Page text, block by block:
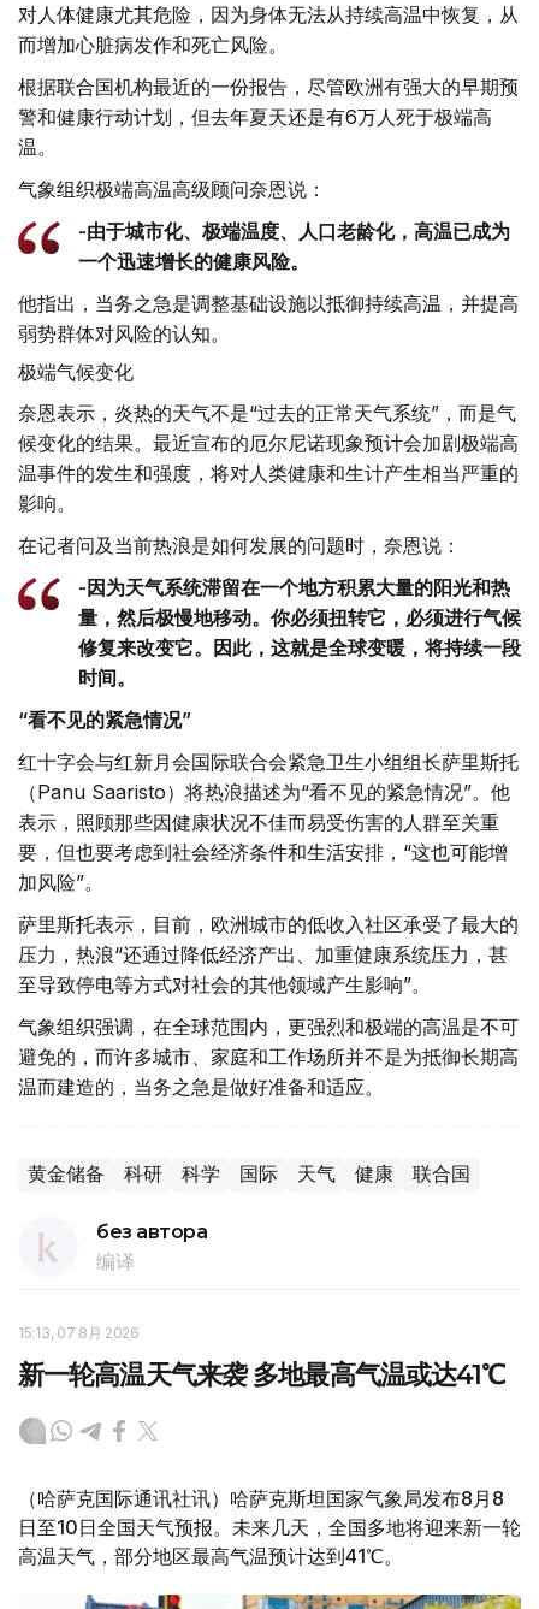
对人体健康尤其危险，因为身体无法从持续高温中恢复，从
而增加心脏病发作和死亡风险。
根据联合国机构最近的一份报告，尽管欧洲有强大的早期预
警和健康行动计划，但去年夏天还是有6万人死于极端高
温。
气象组织极端高温高级顾问奈恩说：
-由于城市化、极端温度、人口老龄化，高温已成为
一个迅速增长的健康风险。
他指出，当务之急是调整基础设施以抵御持续高温，并提高
弱势群体对风险的认知。
极端气候变化
奈恩表示，炎热的天气不是“过去的正常天气系统”，而是气
候变化的结果。最近宣布的厄尔尼诺现象预计会加剧极端高
温事件的发生和强度，将对人类健康和生计产生相当严重的
影响。
在记者问及当前热浪是如何发展的问题时，奈恩说：
-因为天气系统滞留在一个地方积累大量的阳光和热
量，然后极慢地移动。你必须扭转它，必须进行气候
修复来改变它。因此，这就是全球变暖，将持续一段
时间。
“看不见的紧急情况”
红十字会与红新月会国际联合会紧急卫生小组组长萨里斯托
（Panu Saaristo）将热浪描述为“看不见的紧急情况”。他
表示，照顾那些因健康状况不佳而易受伤害的人群至关重
要，但也要考虑到社会经济条件和生活安排，“这也可能增
加风险”。
萨里斯托表示，目前，欧洲城市的低收入社区承受了最大的
压力，热浪“还通过降低经济产出、加重健康系统压力，甚
至导致停电等方式对社会的其他领域产生影响”。
气象组织强调，在全球范围内，更强烈和极端的高温是不可
避免的，而许多城市、家庭和工作场所并不是为抵御长期高
温而建造的，当务之急是做好准备和适应。
黄金储备 科研 科学 国际 天气 健康 联合国
без автора
编译
15:13, 07 8月 2026
新一轮高温天气来袭 多地最高气温或达41℃
（哈萨克国际通讯社讯）哈萨克斯坦国家气象局发布8月8
日至10日全国天气预报。未来几天，全国多地将迎来新一轮
高温天气，部分地区最高气温预计达到41℃。